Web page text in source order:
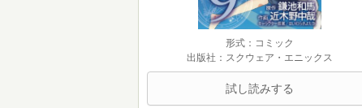
形式：コミック
出版社：スクウェア・エニックス
試し読みする